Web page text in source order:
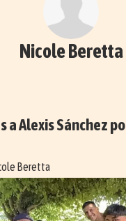
Nicole Beretta
a Alexis Sánchez
Beretta